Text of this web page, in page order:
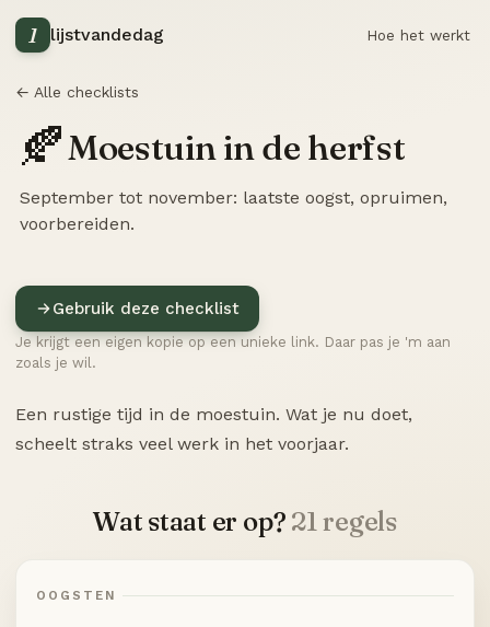
1 lijstvandedag Hoe het werkt
← Alle checklists
🍂Moestuin in de herfst
September tot november: laatste oogst, opruimen,
voorbereiden.
Gebruik deze checklist
Je krijgt een eigen kopie op een unieke link. Daar pas je 'm aan
zoals je wil.
Een rustige tijd in de moestuin. Wat je nu doet,
scheelt straks veel werk in het voorjaar.
Wat staat er op? 21 regels
OOGSTEN